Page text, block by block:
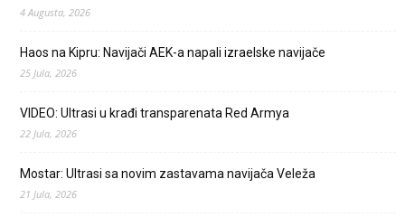
4 Augusta, 2026
Haos na Kipru: Navijači AEK-a napali izraelske navijače
25 Jula, 2026
VIDEO: Ultrasi u krađi transparenata Red Armya
22 Jula, 2026
Mostar: Ultrasi sa novim zastavama navijača Veleža
21 Jula, 2026